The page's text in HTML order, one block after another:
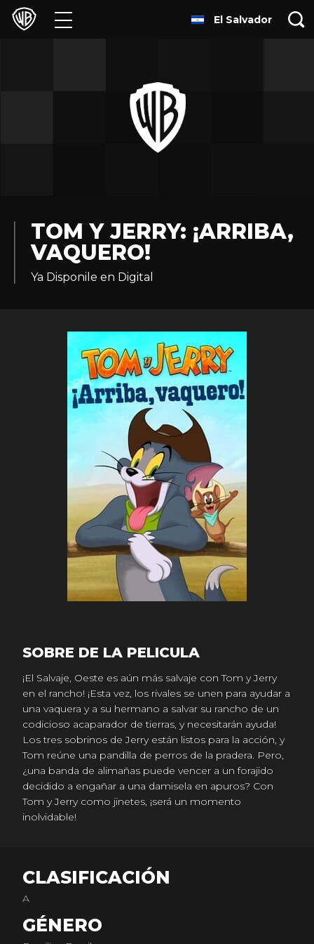
Películas
Juegos y Aplicaciones
Experiencias
El Salvador
TOM Y JERRY: ¡ARRIBA,
VAQUERO!
Ya Disponile en Digital
SOBRE DE LA PELICULA
¡El Salvaje, Oeste es aún más salvaje con Tom y Jerry
en el rancho! ¡Esta vez, los rivales se unen para ayudar a
una vaquera y a su hermano a salvar su rancho de un
codicioso acaparador de tierras, y necesitarán ayuda!
Los tres sobrinos de Jerry están listos para la acción, y
Tom reúne una pandilla de perros de la pradera. Pero,
¿una banda de alimañas puede vencer a un forajido
decidido a engañar a una damisela en apuros? Con
Tom y Jerry como jinetes, ¡será un momento
inolvidable!
CLASIFICACIÓN
A
GÉNERO